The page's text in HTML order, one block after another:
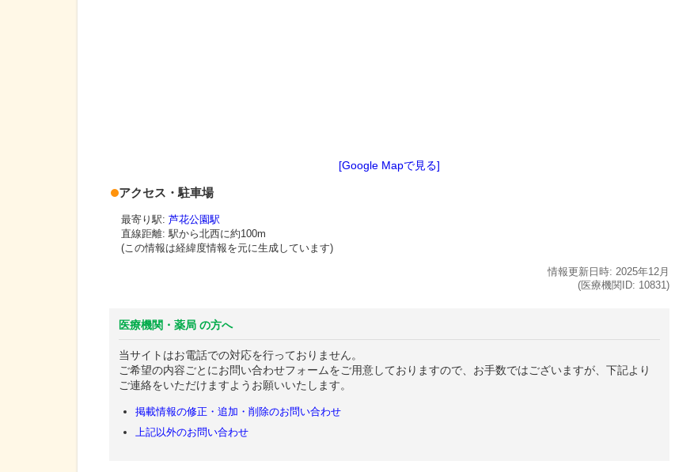
[Google Mapで見る]
アクセス・駐車場
最寄り駅: 芦花公園駅
直線距離: 駅から北西に約100m
(この情報は経緯度情報を元に生成しています)
情報更新日時: 2025年12月
(医療機関ID: 10831)
医療機関・薬局 の方へ
当サイトはお電話での対応を行っておりません。
ご希望の内容ごとにお問い合わせフォームをご用意しておりますので、お手数ではございますが、下記より
ご連絡をいただけますようお願いいたします。
掲載情報の修正・追加・削除のお問い合わせ
上記以外のお問い合わせ